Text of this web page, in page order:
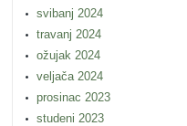
svibanj 2024
travanj 2024
ožujak 2024
veljača 2024
prosinac 2023
studeni 2023